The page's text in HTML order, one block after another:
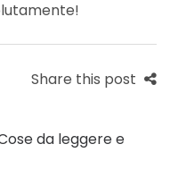
Share this post
da leggere e